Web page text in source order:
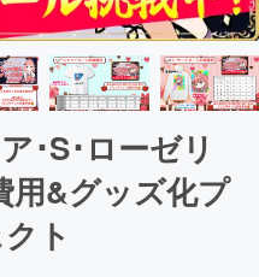
･S･ローゼリ
用&グッズ化プ
ト